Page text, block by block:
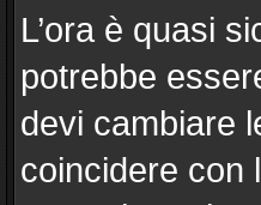
L’ora è quasi
potrebbe
devi cambiare
coincidere con